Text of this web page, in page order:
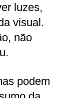
luzes,
visual.
não
podem